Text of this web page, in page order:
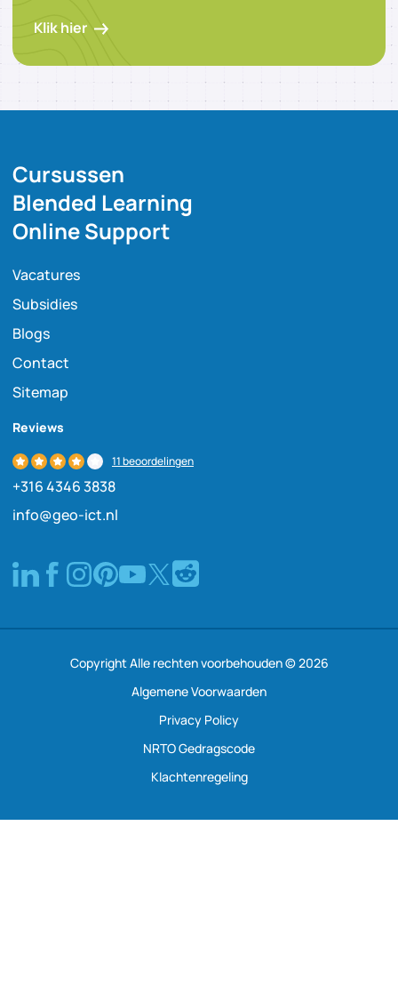
Klik hier
Cursussen
Blended Learning
Online Support
Vacatures
Subsidies
Blogs
Contact
Sitemap
Reviews
11 beoordelingen
+316 4346 3838
info@geo-ict.nl
Copyright Alle rechten voorbehouden © 2026
Algemene Voorwaarden
Privacy Policy
NRTO Gedragscode
Klachtenregeling